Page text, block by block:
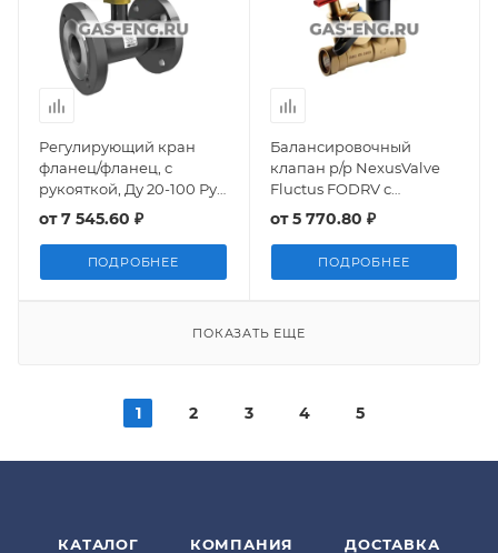
Регулирующий кран
фланец/фланец, с
рукояткой, Ду 20-100 Ру
16-40, LD Regula
от7 545.60 ₽
ПОДРОБНЕЕ
Балансировочный
клапан р/р NexusValve
Fluctus FODRV с
дренажем, Ду15-50, Ру 25,
от5 770.80 ₽
ПОДРОБНЕЕ
ПОКАЗАТЬ ЕЩЕ
1 2 3 4 5
КАТАЛОГ КОМПАНИЯ ДОСТАВКА